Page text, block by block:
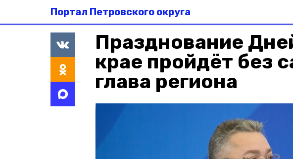
Портал Петровского округа
Празднование
крае пройдёт без
глава региона